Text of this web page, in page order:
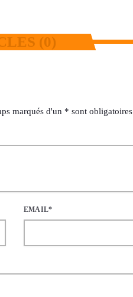
(0)
marqués d'un * sont obligatoires
EMAIL*